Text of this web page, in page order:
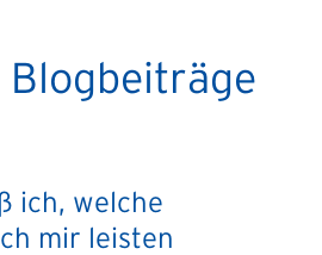
Blogbeiträge
ich, welche
mir leisten